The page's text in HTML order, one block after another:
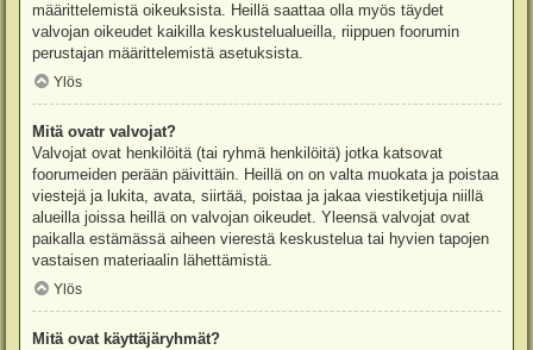
määrittelemistä oikeuksista. Heillä saattaa olla myös täydet
valvojan oikeudet kaikilla keskustelualueilla, riippuen foorumin
perustajan määrittelemistä asetuksista.
Ylös
Mitä ovatr valvojat?
Valvojat ovat henkilöitä (tai ryhmä henkilöitä) jotka katsovat
foorumeiden perään päivittäin. Heillä on on valta muokata ja poistaa
viestejä ja lukita, avata, siirtää, poistaa ja jakaa viestiketjuja niillä
alueilla joissa heillä on valvojan oikeudet. Yleensä valvojat ovat
paikalla estämässä aiheen vierestä keskustelua tai hyvien tapojen
vastaisen materiaalin lähettämistä.
Ylös
Mitä ovat käyttäjäryhmät?